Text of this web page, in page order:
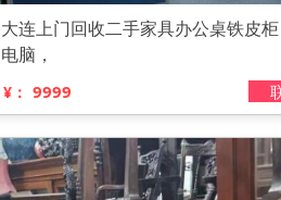
大连上门回收二手家具办公桌铁皮
电脑，
¥： 9999